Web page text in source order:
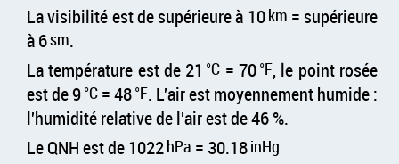
La visibilité est de supérieure à 10km = supérieure
à 6sm.
La température est de 21 °C = 70°F, le point rosée
est de 9°C = 48°F. L'air est moyennement humide :
l'humidité relative de l'air est de 46 %.
Le QNH est de 1022hPa = 30.18inHg